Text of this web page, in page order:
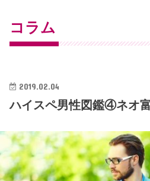
コラム
2019.02.04
ハイスペ男性図鑑④ネオ